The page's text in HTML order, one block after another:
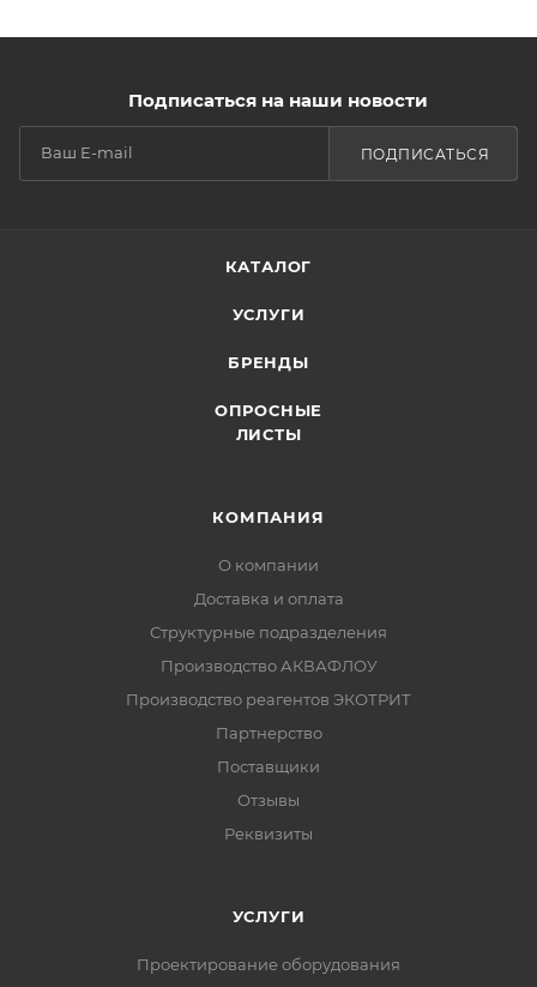
Подписаться на наши новости
ПОДПИСАТЬСЯ
КАТАЛОГ
УСЛУГИ
БРЕНДЫ
ОПРОСНЫЕ
ЛИСТЫ
КОМПАНИЯ
О компании
Доставка и оплата
Структурные подразделения
Производство АКВАФЛОУ
Производство реагентов ЭКОТРИТ
Партнерство
Поставщики
Отзывы
Реквизиты
УСЛУГИ
Проектирование оборудования